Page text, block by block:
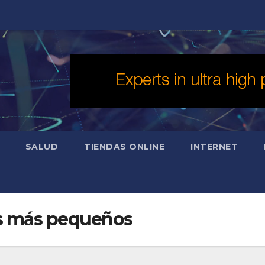
SALUD TIENDAS ONLINE INTERNET
pequeños